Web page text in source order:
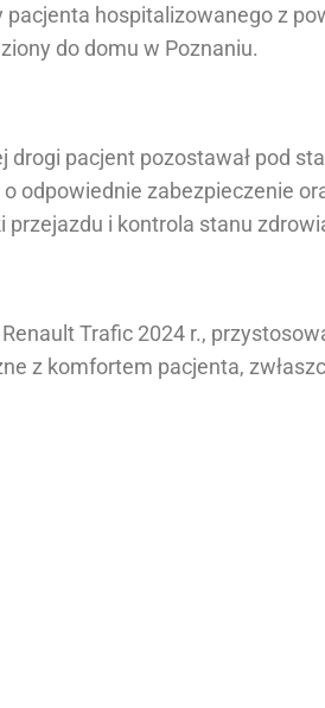
hospitalizowanego z
do domu w Poznaniu.
pacjent pozostawał pod
odpowiednie zabezpieczenie
i kontrola stanu
Trafic 2024 r.,
z komfortem pacjenta,